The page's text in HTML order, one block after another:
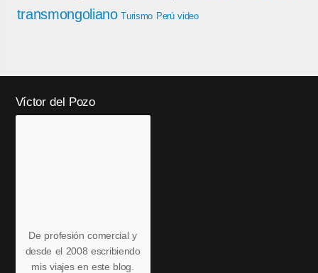
transmongoliano Turismo Perú video
Víctor del Pozo
De profesión comercial y
desde el 2008 escribiendo
mis viajes en este blog.